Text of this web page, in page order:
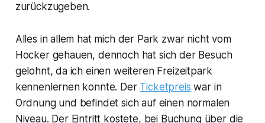
zurückzugeben.
Alles in allem hat mich der Park zwar nicht vom
Hocker gehauen, dennoch hat sich der Besuch
gelohnt, da ich einen weiteren Freizeitpark
kennenlernen konnte. Der Ticketpreis war in
Ordnung und befindet sich auf einen normalen
Niveau. Der Eintritt kostete, bei Buchung über die